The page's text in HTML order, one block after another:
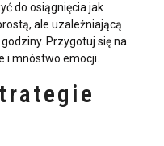
do osiągnięcia jak
ale uzależniającą
Przygotuj się na
i mnóstwo emocji.